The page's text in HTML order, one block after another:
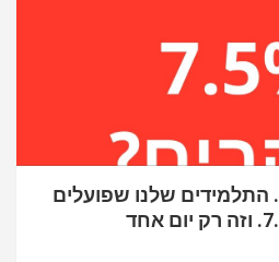
הנאסד"ק עלה 2.59%. התלמידים שלנו שפועלים